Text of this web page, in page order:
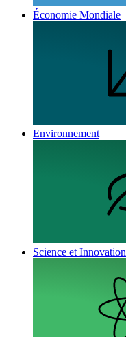
Économie Mondiale
Environnement
Science et Innovation